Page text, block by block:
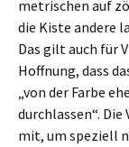
metrischen auf
die Kiste andere
Das gilt auch für
Hoffnung, dass
„von der Farbe
durchlassen“.
mit, um speziell